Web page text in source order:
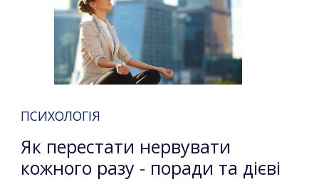
ПСИХОЛОГІЯ
Як перестати нервувати
кожного разу - поради та дієві